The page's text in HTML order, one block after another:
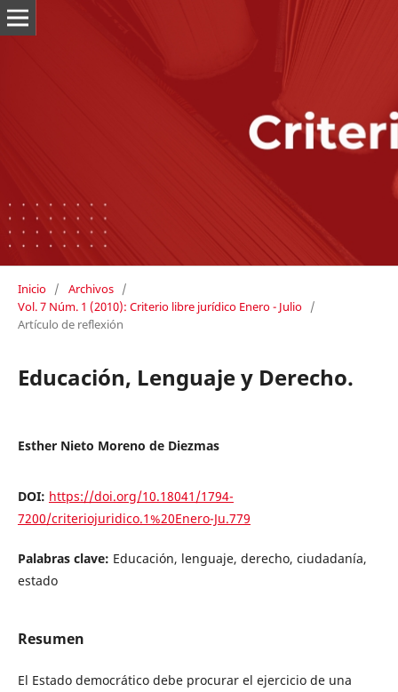
Inicio / Archivos /
Vol. 7 Núm. 1 (2010): Criterio libre jurídico Enero - Julio /
Artículo de reflexión
Educación, Lenguaje y Derecho.
Esther Nieto Moreno de Diezmas
DOI: https://doi.org/10.18041/1794-
7200/criteriojuridico.1%20Enero-Ju.779
Palabras clave: Educación, lenguaje, derecho, ciudadanía,
estado
Resumen
El Estado democrático debe procurar el ejercicio de una